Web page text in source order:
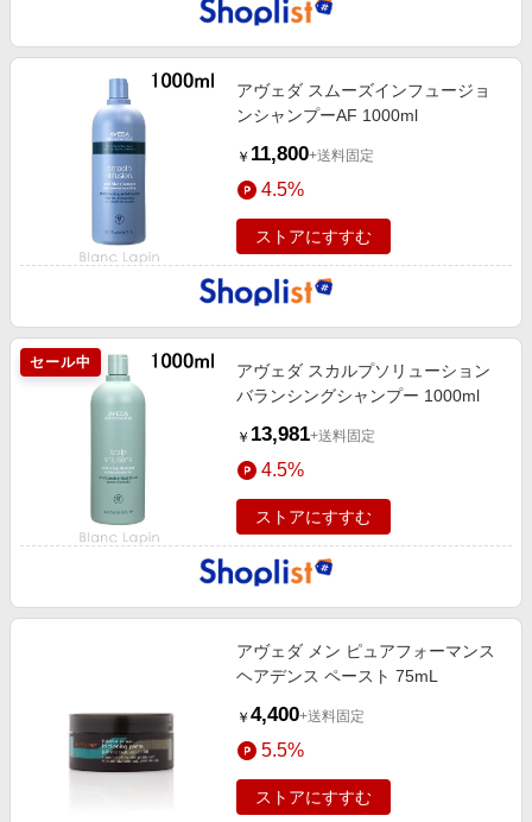
アヴェダ スムーズインフュージョ
ンシャンプーAF 1000ml
￥ 11,800+送料固定
4.5%
ストアにすすむ
セール中
アヴェダ スカルプソリューション
バランシングシャンプー 1000ml
￥ 13,981+送料固定
4.5%
ストアにすすむ
アヴェダ メン ピュアフォーマンス
ヘアデンス ペースト 75mL
￥ 4,400+送料固定
5.5%
ストアにすすむ